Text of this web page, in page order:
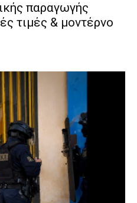
παραγωγής
τιμές & μοντέρνο